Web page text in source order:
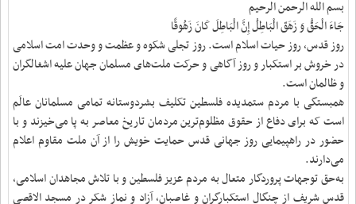
بسم الله الرحمن الرحیم
جَاءَ الْحَقُّ وَ زَهَقَ الْبَاطِلُ إِنَّ الْبَاطِلَ کَانَ زَهُوقًا
روز قدس، روز حیات اسلام است. روز تجلی شکوه و عظمت و وحدت امت اسلامی
در خروش بر استکبار و روز آگاهی و حرکت ملت‌های مسلمان جهان علیه اشغالگران
و ظالمان است.
همبستگی با مردم ستمدیده فلسطین تکلیف بشردوستانه تمامی مسلمانان ‏عالَم
است که برای دفاع از حقوق مظلوم‌ترین مردمان تاریخ معاصر به پا ‏می‌خیزند و با
حضور در راهپیمایی روز جهانی قدس حمایت خویش را از آن ‏ملت مقاوم اعلام
می‌دارند.‏
به‌حق توجهات پروردگار متعال به مردم عزیز فلسطین و با تلاش مجاهدان ‏اسلامی،
قدس شریف از چنگال استکبارگران و غاصبان، آزاد و نماز شکر در مسجد الاقصی